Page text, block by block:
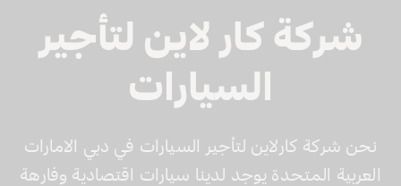
شركة كار لاين لتأجير
السيارات
نحن شركة كارلاين لتأجير السيارات في دبي الامارات
العربية المتحدة يوجد لدينا سيارات اقتصادية وفارهة